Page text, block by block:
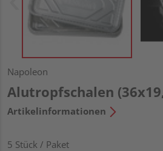
Napoleon
Alutropfschalen
Artikelinformationen
5 Stück / Paket